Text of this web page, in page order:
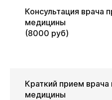
Консультация врача
медицины
(8000 руб)
Краткий прием врача
медицины